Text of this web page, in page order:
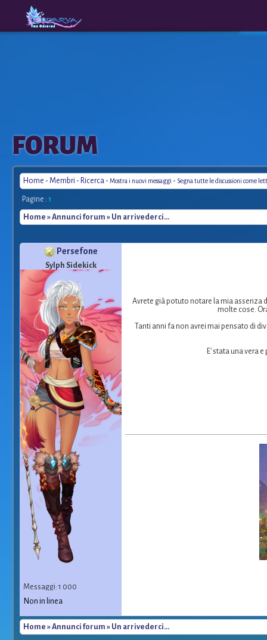
The
Origins
FORUM
Home - Membri - Ricerca - Mostra i nuovi messaggi - Segna tutte le discussioni come
Pagine : 1
Home »Annunci forum » Un arrivederci...
Persefone
Sylph Sidekick
Messaggi: 1 000
Avrete già potuto notare la mia assenza
molte cose.
Tanti anni fa non avrei mai pensato di
E' stata una vera
Non in linea
Home »Annunci forum » Un arrivederci...